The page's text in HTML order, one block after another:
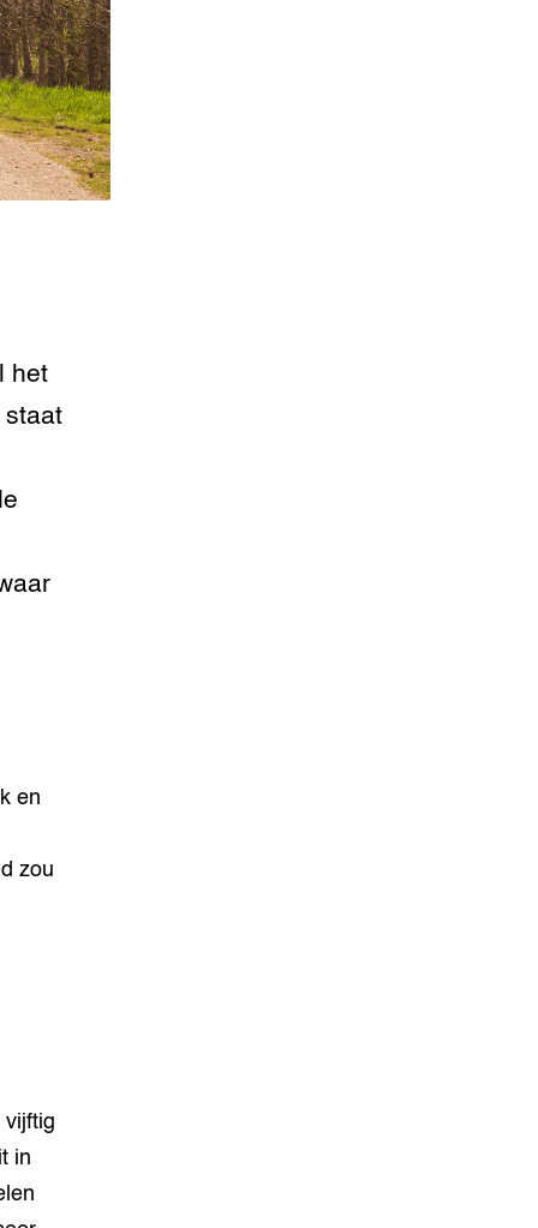
het
staat
en
zou
vijftig
in